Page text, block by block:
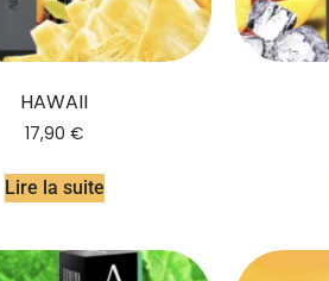
HAWAII
17,90 €
Lire la suite